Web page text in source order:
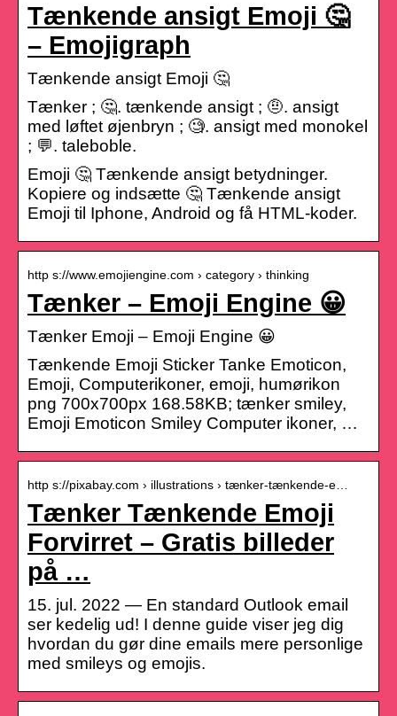
Tænkende ansigt Emoji 🤔
– Emojigraph
Tænkende ansigt Emoji 🤔
Tænker ; 🤔. tænkende ansigt ; 🤨. ansigt
med løftet øjenbryn ; 🧐. ansigt med monokel
; 💬. taleboble.
Emoji 🤔 Tænkende ansigt betydninger.
Kopiere og indsætte 🤔 Tænkende ansigt
Emoji til Iphone, Android og få HTML-koder.
http s://www.emojiengine.com › category › thinking
Tænker – Emoji Engine 😀
Tænker Emoji – Emoji Engine 😀
Tænkende Emoji Sticker Tanke Emoticon,
Emoji, Computerikoner, emoji, humørikon
png 700x700px 168.58KB; tænker smiley,
Emoji Emoticon Smiley Computer ikoner, …
http s://pixabay.com › illustrations › tænker-tænkende-e…
Tænker Tænkende Emoji
Forvirret – Gratis billeder
på …
15. jul. 2022 — En standard Outlook email
ser kedelig ud! I denne guide viser jeg dig
hvordan du gør dine emails mere personlige
med smileys og emojis.